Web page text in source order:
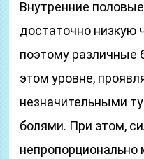
Внутренние
достаточно низкую
поэтому различные
этом уровне,
незначительными
болями. При этом,